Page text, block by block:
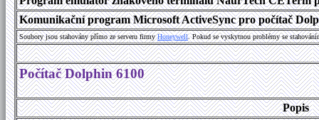
Komunikační program Microsoft ActiveSync pro počítač
Soubory jsou stahovány přímo ze serveru firmyHoneywell. Pokud se vyskytnou problémy se
Počítač Dolphin 6100
Popis